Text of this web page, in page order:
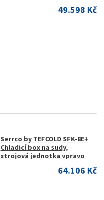
49.598 Kč
Serrco by TEFCOLD SFK-8E+
Chladicí box na sudy,
strojová jednotka vpravo
64.106 Kč